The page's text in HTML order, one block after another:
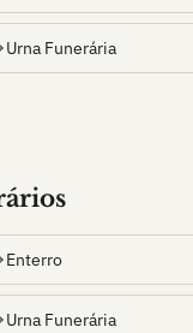
Urna Funerária
Enterro
Urna Funerária